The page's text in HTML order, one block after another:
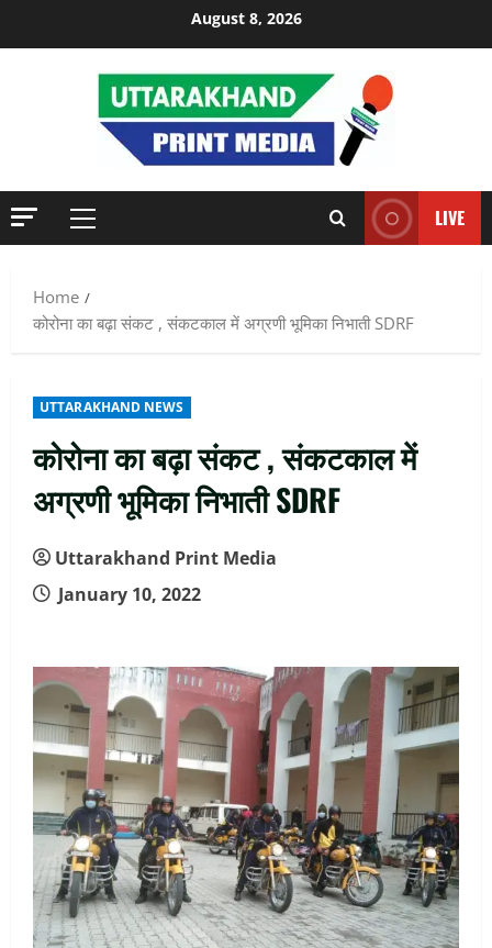
August 8, 2026
Primary
LIVE
Home
कोरोना का बढ़ा संकट , संकटकाल में अग्रणी भूमिका निभाती SDRF
UTTARAKHAND NEWS
कोरोना का बढ़ा संकट , संकटकाल में
अग्रणी भूमिका निभाती SDRF
Uttarakhand Print Media
January 10, 2022